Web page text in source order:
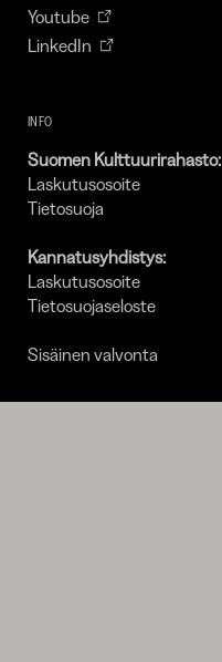
Youtube
LinkedIn
INFO
Suomen Kulttuurirahasto:
Laskutusosoite
Tietosuoja
Kannatusyhdistys:
Laskutusosoite
Tietosuojaseloste
Sisäinen valvonta